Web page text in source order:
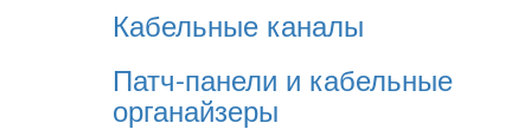
Кабельные каналы
Патч-панели и кабельные
органайзеры